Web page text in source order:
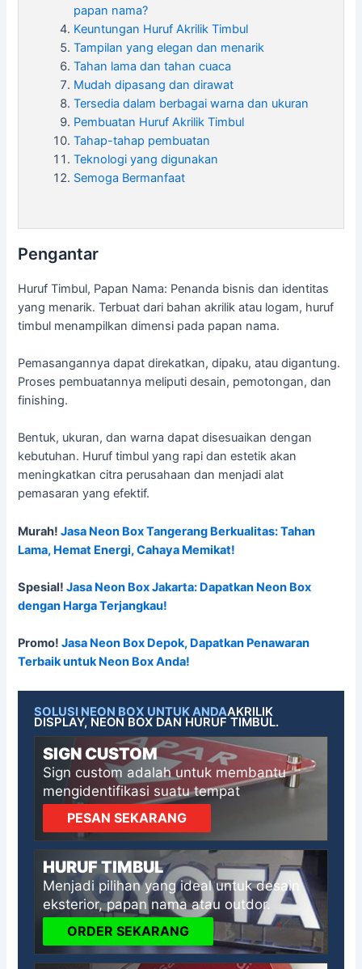
papan nama?
Keuntungan Huruf Akrilik Timbul
Tampilan yang elegan dan menarik
Tahan lama dan tahan cuaca
Mudah dipasang dan dirawat
Tersedia dalam berbagai warna dan ukuran
Pembuatan Huruf Akrilik Timbul
Tahap-tahap pembuatan
Teknologi yang digunakan
Semoga Bermanfaat
Pengantar
Huruf Timbul, Papan Nama: Penanda bisnis dan identitas
yang menarik. Terbuat dari bahan akrilik atau logam, huruf
timbul menampilkan dimensi pada papan nama.
Pemasangannya dapat direkatkan, dipaku, atau digantung.
Proses pembuatannya meliputi desain, pemotongan, dan
finishing.
Bentuk, ukuran, dan warna dapat disesuaikan dengan
kebutuhan. Huruf timbul yang rapi dan estetik akan
meningkatkan citra perusahaan dan menjadi alat
pemasaran yang efektif.
Murah!Jasa Neon Box Tangerang Berkualitas: Tahan
Lama, Hemat Energi, Cahaya Memikat!
Spesial!Jasa Neon Box Jakarta: Dapatkan Neon Box
dengan Harga Terjangkau!
Promo!Jasa Neon Box Depok, Dapatkan Penawaran
Terbaik untuk Neon Box Anda!
SOLUSI NEON BOX UNTUK ANDAAKRILIK
DISPLAY, NEON BOX DAN HURUF TIMBUL.
SIGN CUSTOM
Sign custom adalah untuk membantu
mengidentifikasi suatu tempat
PESAN SEKARANG
HURUF TIMBUL
Menjadi pilihan yang ideal untuk desain
eksterior, papan nama atau outdor.
ORDER SEKARANG